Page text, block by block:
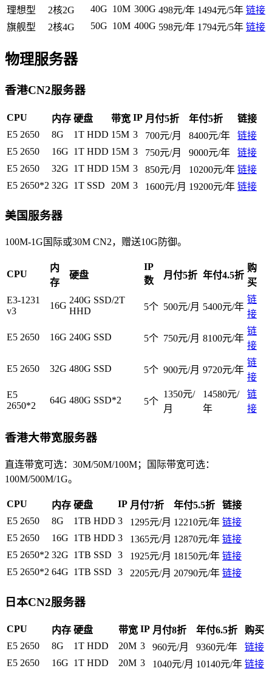
理想型
2核2G 40G 10M 300G 498元/年 1494元/5年 链接
旗舰型
2核4G 50G 10M 400G 598元/年 1794元/5年 链接
物理服务器
香港CN2服务器
CPU 内存 硬盘 带宽 IP 月付5折 年付5折
链接
E5 2650
8G 1T HDD 15M 3 700元/月 8400元/年
链接
E5 2650
16G 1T HDD 15M 3 750元/月 9000元/年
链接
E5 2650
32G 1T HDD 15M 3 850元/月 10200元/年 链接
E5 2650*2 32G 1T SSD 20M 3 1600元/月 19200元/年 链接
美国服务器
100M-1G国际或30M CN2，赠送10G防御。
CPU
内
存
硬盘
IP
数
月付5折 年付4.5折
购
买
E3-1231
v3
16G
240G SSD/2T
HHD
5个 500元/月 5400元/年
链
接
E5 2650 16G 240G SSD 5个 750元/月 8100元/年
链
接
E5 2650 32G 480G SSD 5个 900元/月 9720元/年
链
接
E5
2650*2
64G 480G SSD*2 5个
1350元/
月
14580元/
年
链
接
香港大带宽服务器
直连带宽可选：30M/50M/100M；国际带宽可选：
100M/500M/1G。
CPU 内存 硬盘 IP 月付7折 年付5.5折
链接
E5 2650
8G 1TB HDD 3 1295元/月 12210元/年 链接
E5 2650
16G 1TB HDD 3 1365元/月 12870元/年 链接
E5 2650*2 32G 1TB SSD 3 1925元/月 18150元/年 链接
E5 2650*2 64G 1TB SSD 3 2205元/月 20790元/年 链接
日本CN2服务器
CPU 内存 硬盘 带宽 IP 月付8折 年付6.5折
购买
E5 2650
8G 1T HDD 20M 3 960元/月 9360元/年
链接
E5 2650
16G 1T HDD 20M 3 1040元/月 10140元/年 链接